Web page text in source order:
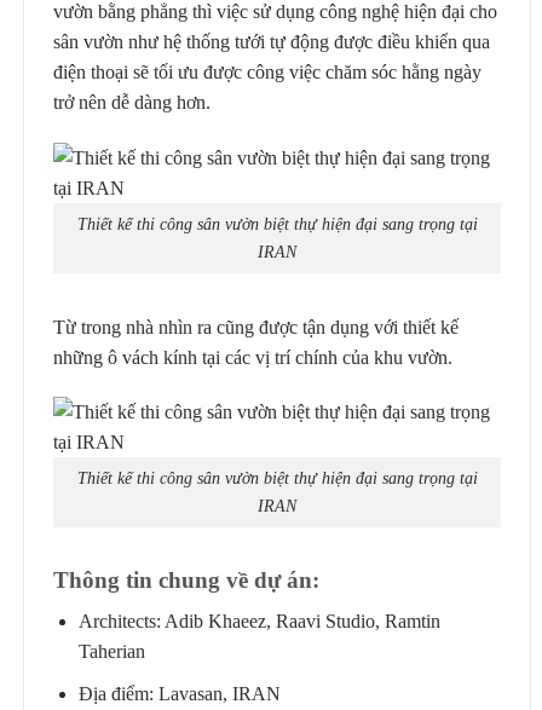
vườn bằng phẳng thì việc sử dụng công nghệ hiện đại cho
sân vườn như hệ thống tưới tự động được điều khiển qua
điện thoại sẽ tối ưu được công việc chăm sóc hằng ngày
trở nên dễ dàng hơn.
Thiết kế thi công sân vườn biệt thự hiện đại sang trọng tại
IRAN
Từ trong nhà nhìn ra cũng được tận dụng với thiết kế
những ô vách kính tại các vị trí chính của khu vườn.
Thiết kế thi công sân vườn biệt thự hiện đại sang trọng tại
IRAN
Thông tin chung về dự án:
Architects: Adib Khaeez, Raavi Studio, Ramtin
Taherian
Địa điểm: Lavasan, IRAN